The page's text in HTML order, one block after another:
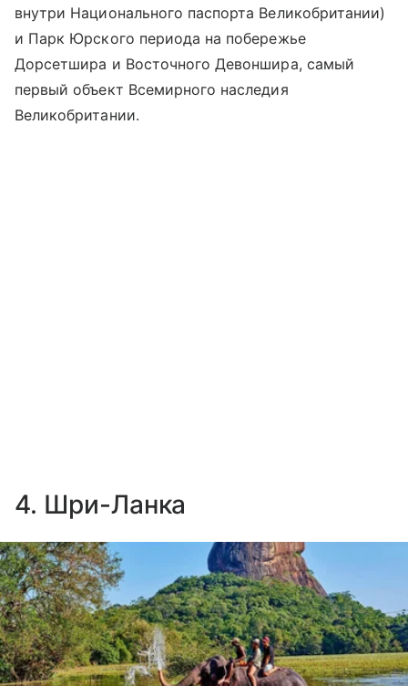
внутри Национального паспорта Великобритании)
и Парк Юрского периода на побережье
Дорсетшира и Восточного Девоншира, самый
первый объект Всемирного наследия
Великобритании.
4. Шри-Ланка